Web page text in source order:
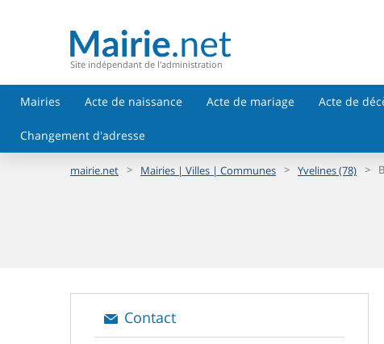
Site indépendant de l'administration
Mairies Acte de naissance Acte de mariage Acte de
Changement d'adresse
mairie.net > Mairies | Villes | Communes > Yvelines (78) >
Contact